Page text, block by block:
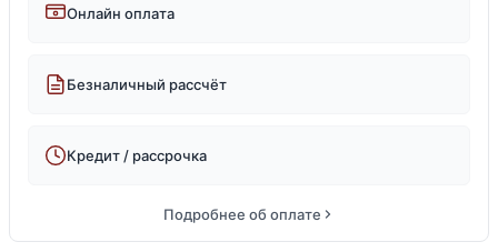
Онлайн оплата
Безналичный рассчёт
Кредит / рассрочка
Подробнее об оплате